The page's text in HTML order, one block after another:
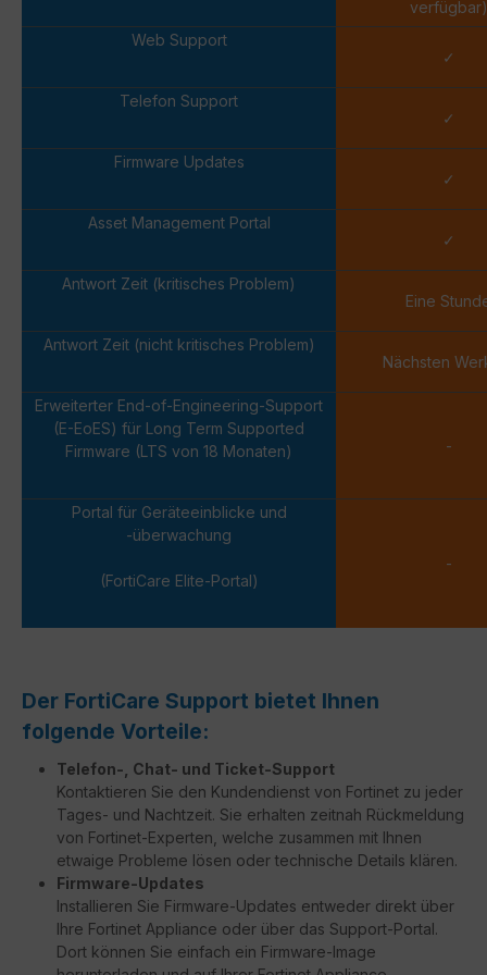
verfügbar)
Web Support
✓
Telefon Support
✓
Firmware Updates
✓
Asset Management Portal
✓
Antwort Zeit (kritisches Problem)
Eine
Antwort Zeit (nicht kritisches Problem)
Nächsten
Erweiterter End-of-Engineering-Support
(E-EoES) für Long Term Supported
Firmware (LTS von 18 Monaten)
-
Portal für Geräteeinblicke und
-überwachung
(FortiCare Elite-Portal)
-
Der FortiCare Support bietet Ihnen
folgende Vorteile:
Telefon-, Chat- und Ticket-Support
Kontaktieren Sie den Kundendienst von Fortinet zu jeder
Tages- und Nachtzeit. Sie erhalten zeitnah Rückmeldung
von Fortinet-Experten, welche zusammen mit Ihnen
etwaige Probleme lösen oder technische Details klären.
Firmware-Updates
Installieren Sie Firmware-Updates entweder direkt über
Ihre Fortinet Appliance oder über das Support-Portal.
Dort können Sie einfach ein Firmware-Image